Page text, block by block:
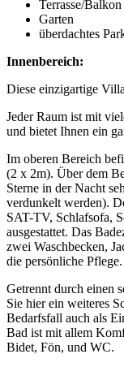
Terrasse/Balkon
Garten
überdachtes
Innenbereich:
Diese einzigartige
Jeder Raum ist mit
und bietet Ihnen ein
Im oberen Bereich
(2 x 2m). Über dem
Sterne in der Nacht
verdunkelt werden).
SAT-TV, Schlafsofa,
ausgestattet. Das
zwei Waschbecken,
die persönliche Pflege.
Getrennt durch einen
Sie hier ein weiteres
Bedarfsfall auch als
Bad ist mit allem
Bidet, Fön, und WC.